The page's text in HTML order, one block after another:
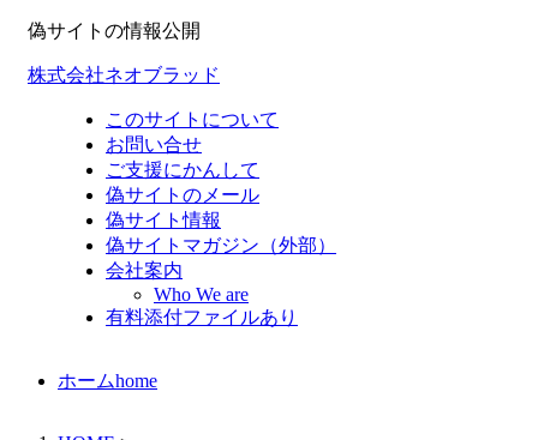
偽サイトの情報公開
株式会社ネオブラッド
このサイトについて
お問い合せ
ご支援にかんして
偽サイトのメール
偽サイト情報
偽サイトマガジン（外部）
会社案内
Who We are
有料添付ファイルあり
ホームhome